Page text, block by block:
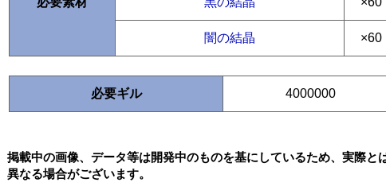
闇の結晶 ×60
必要ギル 4000000
掲載中の画像、データ等は開発中のものを基にしているため、実際と
異なる場合がございます。